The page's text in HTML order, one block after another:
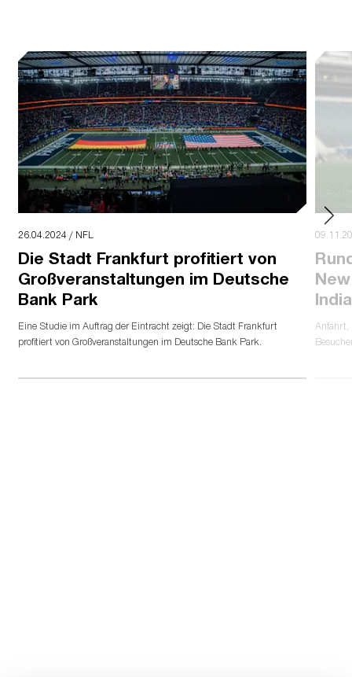
26.04.2024 / NFL
Die Stadt Frankfurt profitiert von
Großveranstaltungen im Deutsche
Bank Park
Eine Studie im Auftrag der Eintracht zeigt: Die Stadt Frankfurt
profitiert von Großveranstaltungen im Deutsche Bank Park.
Anfahrt,